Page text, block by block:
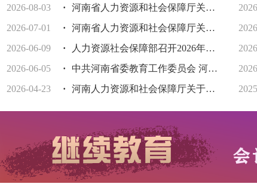
2026-08-03
2026-07-01
2026-06-09
2026-06-05
2026-04-23
· 河南省人力资源和社会保障厅关于印发《河南省专业技术人员继续教育学时暨〈河南省专业技术人员继续教育证书〉管理办法》的通知
·
河南省人力资源和社会保障厅关于印发《河南省省级专业技术人员继续教育基地管理办法》的通知
·
人力资源社会保障部召开2026年人才工作领导小组会议
·
中共河南省委教育工作委员会 河南省教育厅关于在全省教育系统开展“实干开新局，铸魂育新人”师德主题教育活动的通知
·
河南人力资源和社会保障厅关于印发河南省工程系列水利水电专业中高级职称申报评审标准的通知